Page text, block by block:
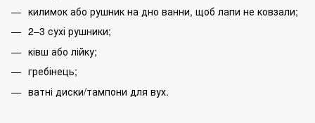
килимок або рушник на дно ванни, щоб лапи не ковзали;
2–3 сухі рушники;
ківш або лійку;
гребінець;
ватні диски/тампони для вух.